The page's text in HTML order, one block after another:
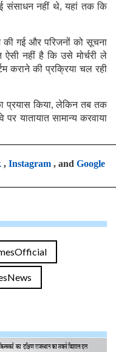
संसाधन नहीं थे, यहां तक कि
गई और परिजनों को सूचना
नहीं है कि उसे मोर्चरी ले
कराने की प्रक्रिया चल रही
प्रयास किया, लेकिन तब तक
यातायात सामान्य करवाया
, Instagram, and Google